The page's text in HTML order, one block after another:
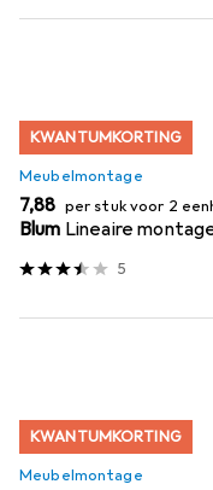
KWANTUMKORTING
Meubelmontage
EUR
7,88 per stuk voor 2
Blum Lineaire
5
KWANTUMKORTING
Meubelmontage